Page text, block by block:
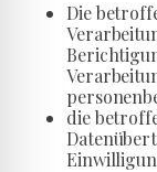
Die
die